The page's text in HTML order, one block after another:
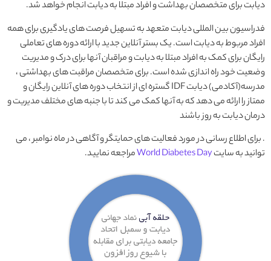
دیابت برای متخصصان بهداشت و افراد مبتلا به دیابت انجام خواهد شد.
فدراسیون بین المللی دیابت متعهد به تسهیل فرصت های یادگیری برای همه
افراد مربوط به دیابت است. یک بستر آنلاین جدید با ارائه دوره های تعاملی
رایگان برای کمک به افراد مبتلا به دیابت و مراقبان آنها برای درک و مدیریت
وضعیت خود راه اندازی شده است. برای متخصصان مراقبت های بهداشتی ،
مدرسه(آکادمی) دیابت IDF گستره ای از انتخاب دوره های آنلاین رایگان و
ممتاز را ارائه می دهد که به آنها کمک می کند تا با جنبه های مختلف مدیریت و
درمان دیابت به روز باشند
. برای اطلاع رسانی در مورد فعالیت های حمایتگر و آگاهی در ماه نوامبر ، می
توانید به سایتWorld Diabetes Dayمراجعه نمایید.